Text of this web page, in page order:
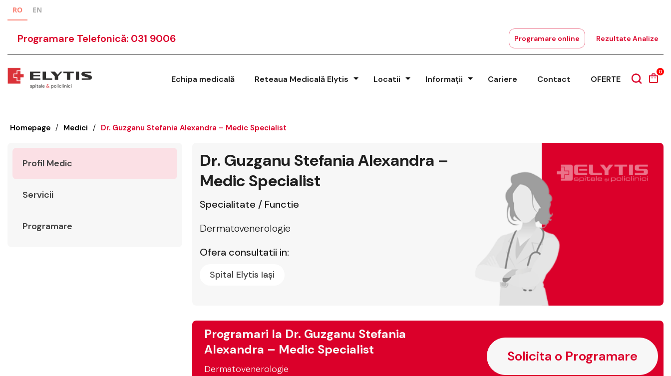
RO EN
Programare Telefonică: 031 9006 Programare online Rezultate Analize
Echipa medicală Reteaua Medicală Elytis Locatii Informații Cariere Contact OFERTE
0
Homepage / Medici / Dr. Guzganu Stefania Alexandra – Medic Specialist
Profil Medic
Servicii
Programare
Dr. Guzganu Stefania Alexandra –
Medic Specialist
Specialitate / Functie
Dermatovenerologie
Ofera consultatii in:
Spital Elytis Iași
Programari la Dr. Guzganu Stefania
Alexandra – Medic Specialist
Dermatovenerologie
Solicita o Programare